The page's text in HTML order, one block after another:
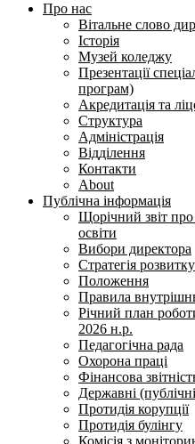
Про нас
Вітальне слово
Історія
Музей коледжу
Презентації
програм)
Акредитація та
Структура
Адміністрація
Відділення
Контакти
About
Публічна інформація
Щорічний звіт про
освіти
Вибори директора
Стратегія розвитку
Положення
Правила
Річний план
2026 н.р.
Педагогічна рада
Охорона праці
Фінансова
Державні
Протидія корупції
Протидія булінгу
Комісія з